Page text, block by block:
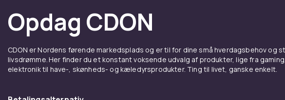
Opdag CDON
CDON er Nordens førende markedsplads og er til for dine små hverdagsbehov og
livsdrømme. Her finder du et konstant voksende udvalg af produkter, lige fra
elektronik til have-, skønheds- og kæledyrsprodukter. Ting til livet, ganske enkelt.